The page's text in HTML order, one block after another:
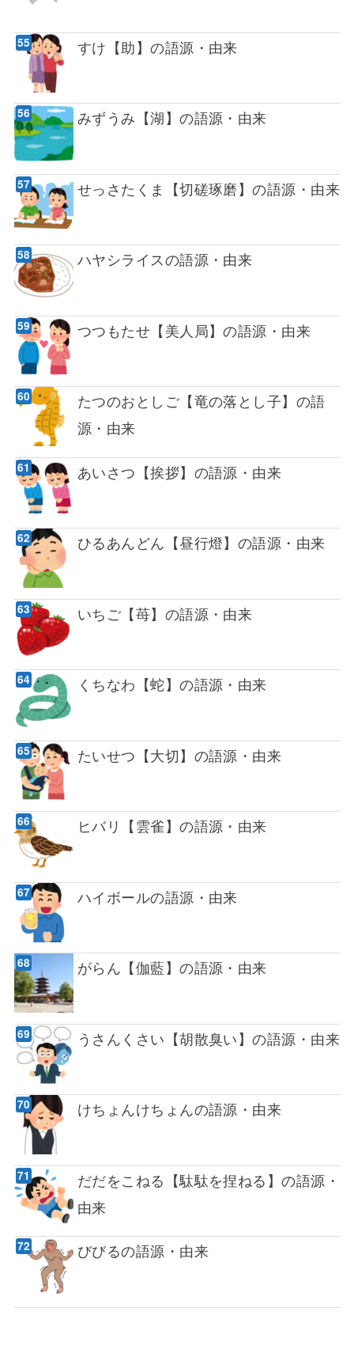
すけ【助】の語源・由来
みずうみ【湖】の語源・由来
せっさたくま【切磋琢磨】の語源・由来
ハヤシライスの語源・由来
つつもたせ【美人局】の語源・由来
たつのおとしご【竜の落とし子】の語
源・由来
あいさつ【挨拶】の語源・由来
ひるあんどん【昼行燈】の語源・由来
いちご【苺】の語源・由来
くちなわ【蛇】の語源・由来
たいせつ【大切】の語源・由来
ヒバリ【雲雀】の語源・由来
ハイボールの語源・由来
がらん【伽藍】の語源・由来
うさんくさい【胡散臭い】の語源・由来
けちょんけちょんの語源・由来
だだをこねる【駄駄を捏ねる】の語源・
由来
びびるの語源・由来